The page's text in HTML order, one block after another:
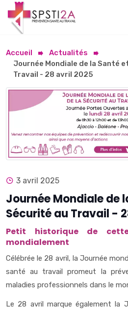
Accueil
Actualités
Journée Mondiale de la Santé
Travail - 28 avril 2025
3 avril 2025
Journée Mondiale de
Sécurité au Travail -
Petit historique de
mondialement
Célébrée le 28 avril, la Journée
santé au travail promeut la
maladies professionnels dans le
Le 28 avril marque également la